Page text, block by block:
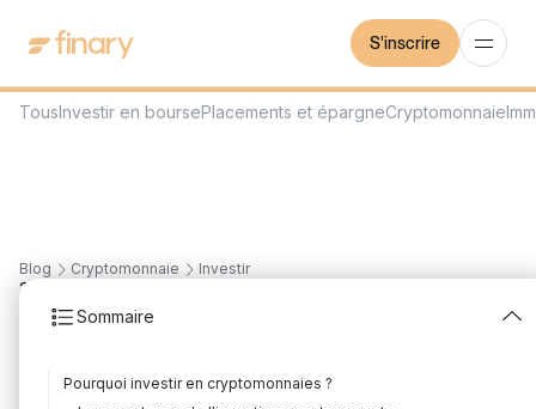
S'inscrire
TousInvestir en boursePlacements et épargneCryptomonnaie
Blog Cryptomonnaie Investir
Sommaire
Pourquoi investir en cryptomonnaies ?
25
crypto : Guide complet